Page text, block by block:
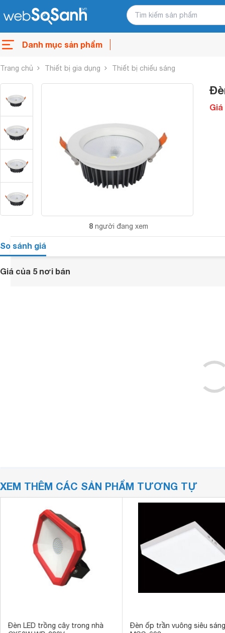
Danh mục sản phẩm
Trang chủ Thiết bị gia dụng Thiết bị chiếu sáng
8 người đang xem
So sánh giá
Giá của 5 nơi bán
XEM THÊM CÁC SẢN PHẨM TƯƠNG TỰ
Đèn LED trồng cây trong nhà
Đèn ốp trần vuông siêu sáng